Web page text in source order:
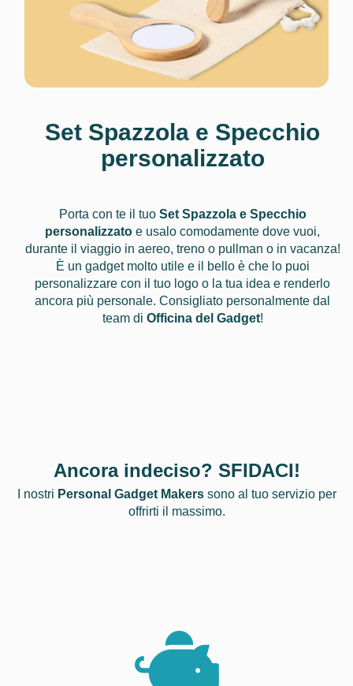
Set Spazzola e Specchio
personalizzato
Porta con te il tuo Set Spazzola e Specchio
personalizzato e usalo comodamente dove vuoi,
durante il viaggio in aereo, treno o pullman o in vacanza!
È un gadget molto utile e il bello è che lo puoi
personalizzare con il tuo logo o la tua idea e renderlo
ancora più personale. Consigliato personalmente dal
team di Officina del Gadget!
Ancora indeciso? SFIDACI!
I nostri Personal Gadget Makerssono al tuo servizio per
offrirti il massimo.